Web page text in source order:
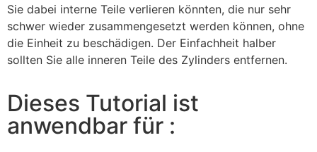
Sie dabei interne Teile verlieren könnten, die nur sehr
schwer wieder zusammengesetzt werden können, ohne
die Einheit zu beschädigen. Der Einfachheit halber
sollten Sie alle inneren Teile des Zylinders entfernen.
Dieses Tutorial ist
anwendbar für :